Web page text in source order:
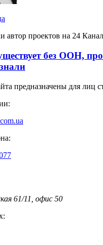
автор проектов на 24
без ООН,
предназначены для лиц
61/11, офис 50